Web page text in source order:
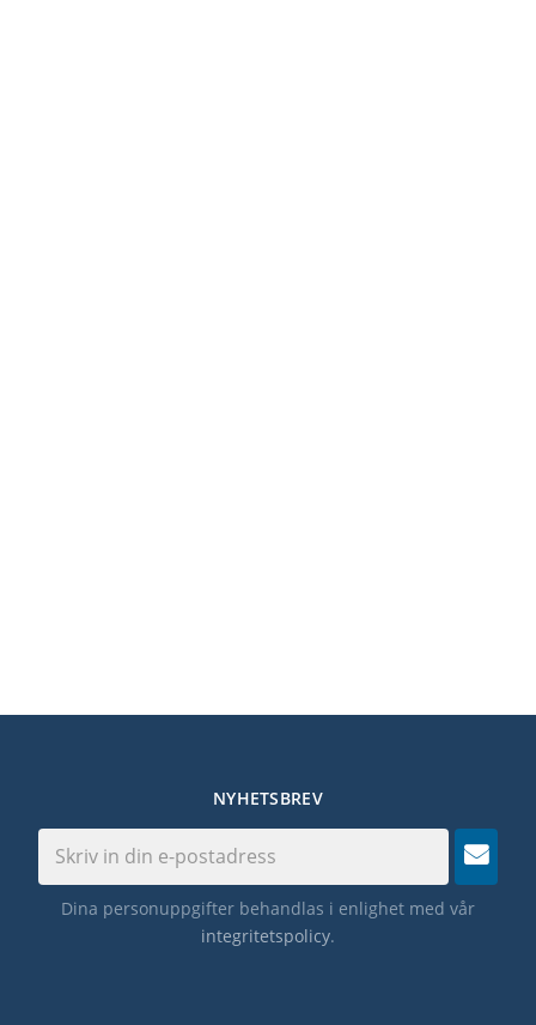
NYHETSBREV
Dina personuppgifter behandlas i enlighet med vår
integritetspolicy.